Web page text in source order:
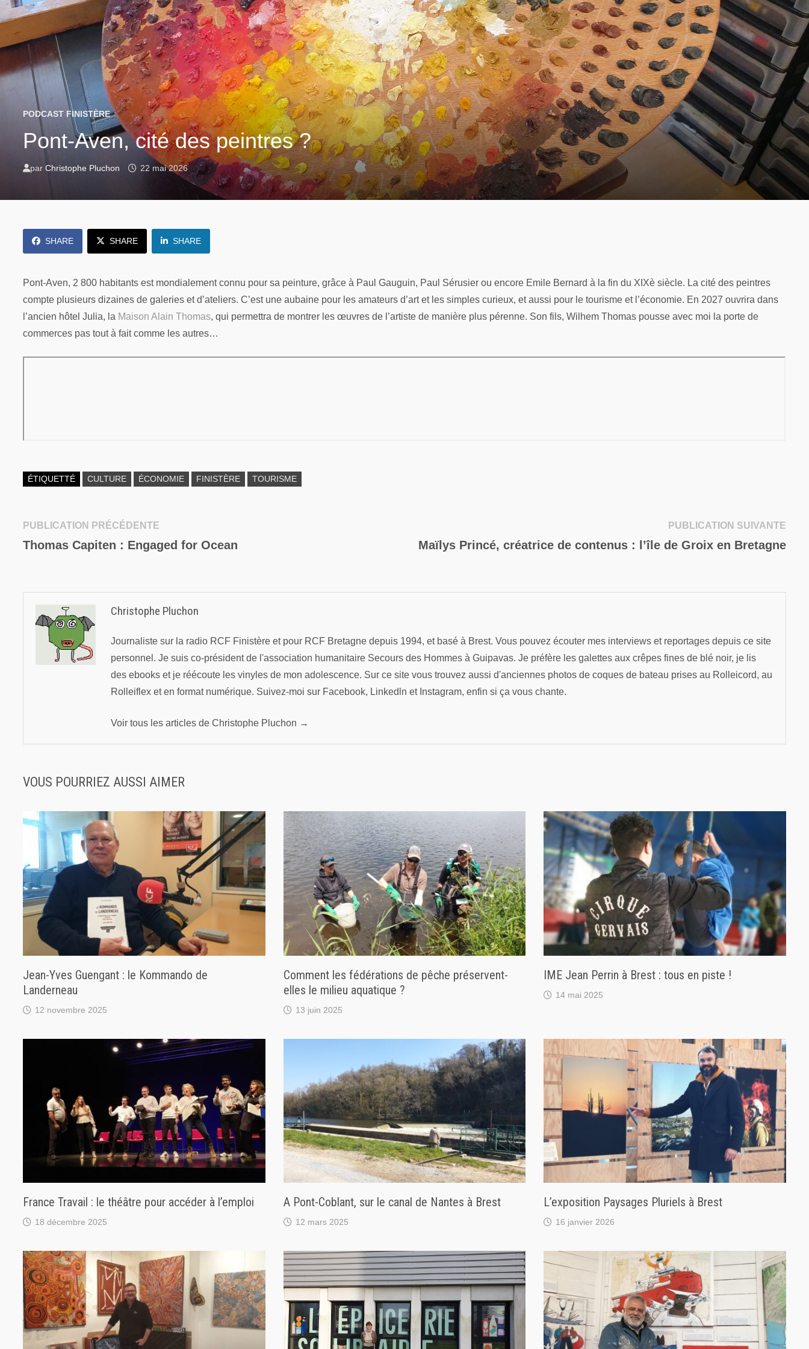
PODCAST FINISTÈRE
Pont-Aven, cité des peintres ?
parChristophe Pluchon 22 mai 2026
SHARE SHARE SHARE
Pont-Aven, 2 800 habitants est mondialement connu pour sa peinture, grâce à Paul Gauguin, Paul Sérusier ou encore Emile Bernard à la fin du XIXè siècle. La cité des peintres
compte plusieurs dizaines de galeries et d’ateliers. C’est une aubaine pour les amateurs d’art et les simples curieux, et aussi pour le tourisme et l’économie. En 2027 ouvrira dans
l’ancien hôtel Julia, la Maison Alain Thomas, qui permettra de montrer les œuvres de l’artiste de manière plus pérenne. Son fils, Wilhem Thomas pousse avec moi la porte de
commerces pas tout à fait comme les autres…
ÉTIQUETTÉ CULTURE ÉCONOMIE FINISTÈRE TOURISME
Navigation
PUBLICATION PRÉCÉDENTE
précédente :
Thomas Capiten : Engaged for Ocean
PUBLICATION SUIVANTE
Maïlys Princé, créatrice de contenus : l’île de Groix en Bretagne
Christophe Pluchon
Journaliste sur la radio RCF Finistère et pour RCF Bretagne depuis 1994, et basé à Brest. Vous pouvez écouter mes interviews et reportages depuis ce site
personnel. Je suis co-président de l'association humanitaire Secours des Hommes à Guipavas. Je préfère les galettes aux crêpes fines de blé noir, je lis
des ebooks et je réécoute les vinyles de mon adolescence. Sur ce site vous trouvez aussi d'anciennes photos de coques de bateau prises au Rolleicord, au
Rolleiflex et en format numérique. Suivez-moi sur Facebook, Linkedln et Instagram, enfin si ça vous chante.
Voir tous les articles de Christophe Pluchon →
VOUS POURRIEZ AUSSI AIMER
Jean-Yves Guengant : le Kommando de
Landerneau
12 novembre 2025
Comment les fédérations de pêche préservent-
elles le milieu aquatique ?
13 juin 2025
IME Jean Perrin à Brest : tous en piste !
14 mai 2025
France Travail : le théâtre pour accéder à l’emploi
18 décembre 2025
A Pont-Coblant, sur le canal de Nantes à Brest
12 mars 2025
L’exposition Paysages Pluriels à Brest
16 janvier 2026